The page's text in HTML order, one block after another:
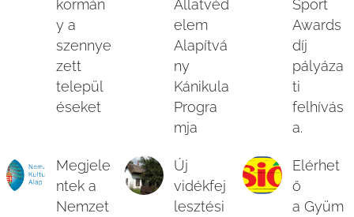
kormán
y a
szennye
zett
települ
éseket
Állatvéd
elem
Alapítvá
ny
Kánikula
Progra
mja
Sport
Awards
díj
pályáza
ti
felhívás
a.
Megjele
ntek a
Nemzet
Új
vidékfej
lesztési
Elérhet
ő
a Gyüm